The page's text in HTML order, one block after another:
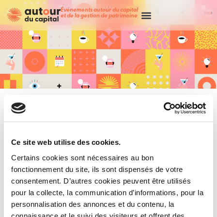
Ce site web utilise des cookies.
Certains cookies sont nécessaires au bon
fonctionnement du site, ils sont dispensés de votre
consentement. D’autres cookies peuvent être utilisés
pour la collecte, la communication d’informations, pour la
personnalisation des annonces et du contenu, la
Événements autour du capital
et de la gestion de patrimoine
Merci !